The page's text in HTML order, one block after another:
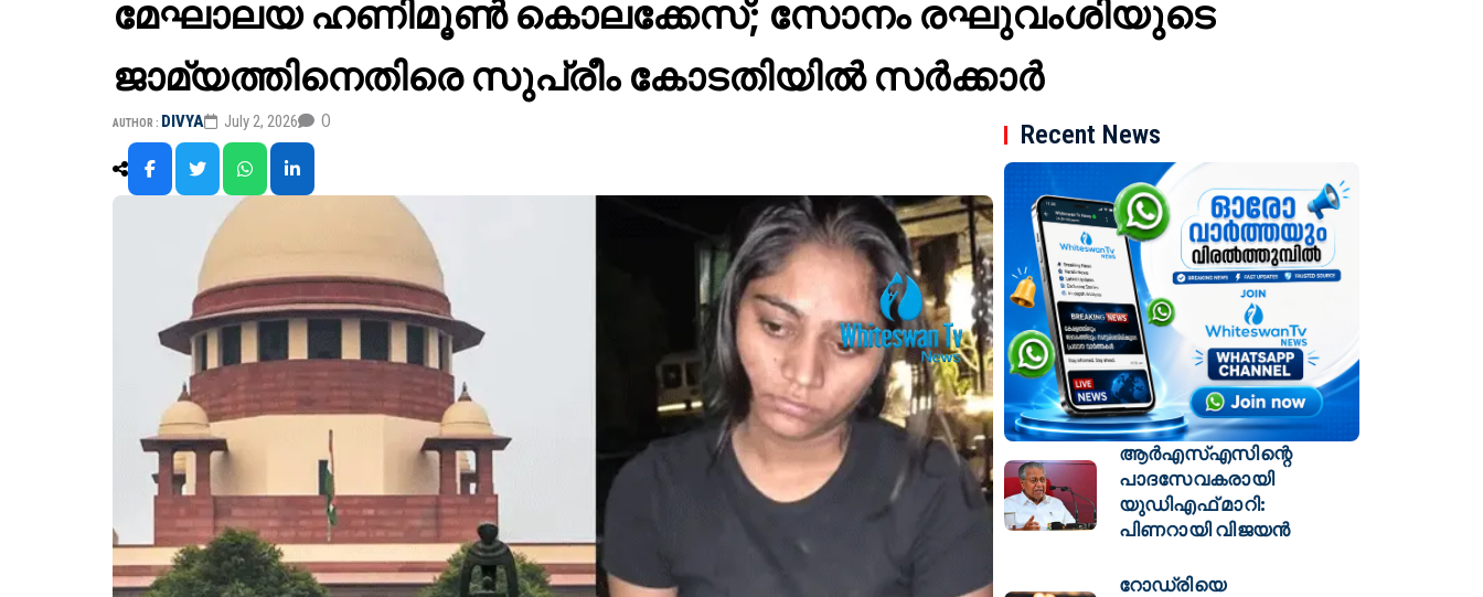
മേഘാലയ ഹണിമൂൺ കൊലക്കേസ്; സോനം രഘുവംശിയുടെ
ജാമ്യത്തിനെതിരെ സുപ്രീം കോടതിയിൽ സർക്കാർ
AUTHOR : DIVYA July 2, 2026 0 Recent News
ആര്‍എസ്എസിന്റെ
പാദസേവകരായി
യുഡിഎഫ് മാറി:
പിണറായി വിജയന്‍
റോഡ്രിയെ